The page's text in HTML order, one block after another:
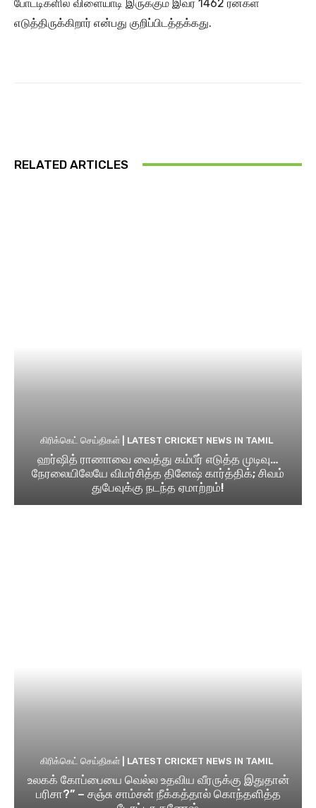
போட்டிகளில் விளையாடி இருக்கும் இவர் 1462 ரன்கள்
எடுத்திருக்கிறார் என்பது குறிப்பிடத்தக்கது.
RELATED ARTICLES
கிரிக்கெட் செய்திகள் | LATEST CRICKET NEWS IN TAMIL
ஹர்ஷித் ராணாவை வைத்து கம்பீர் எடுத்த முடிவு…
நேரலையிலேயே விமர்சித்த தினேஷ் கார்த்திக்; சிவம்
துபேவுக்கு நடந்த ஏமாற்றம்!
கிரிக்கெட் செய்திகள் | LATEST CRICKET NEWS IN TAMIL
உலகக் கோப்பையை வெல்ல உதவிய வீரருக்கு இதுதான்
பரிசா?” – சஞ்சு சாம்சன் நீக்கத்தால் கொந்தளித்த